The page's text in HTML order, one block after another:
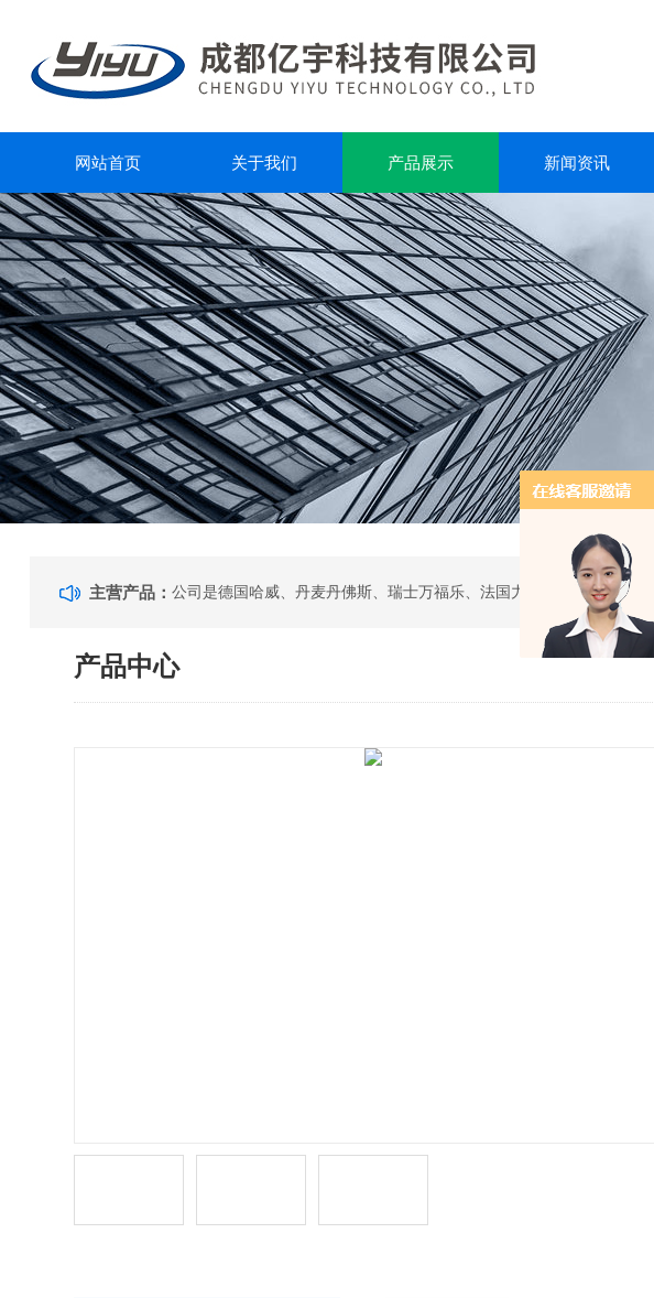
网站首页 关于我们 产品展示 新闻资讯
主营产品：
产品中心